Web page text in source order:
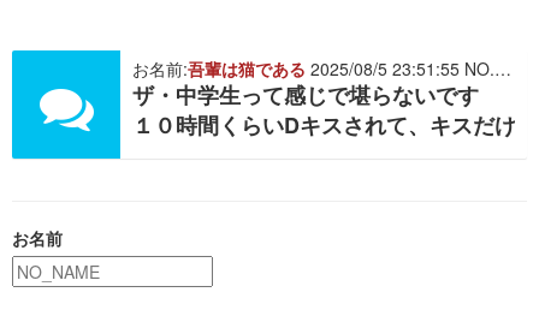
お名前:吾輩は猫である 2025/08/5 23:51:55 NO. 512676
ザ・中学生って感じで堪らないです
１０時間くらいDキスされて、キスだけ
お名前